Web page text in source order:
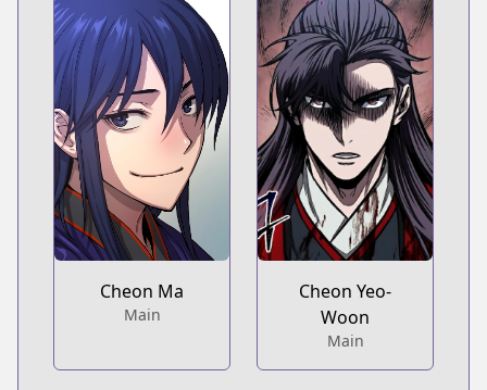
Cheon Ma
Main
Cheon Yeo-
Woon
Main